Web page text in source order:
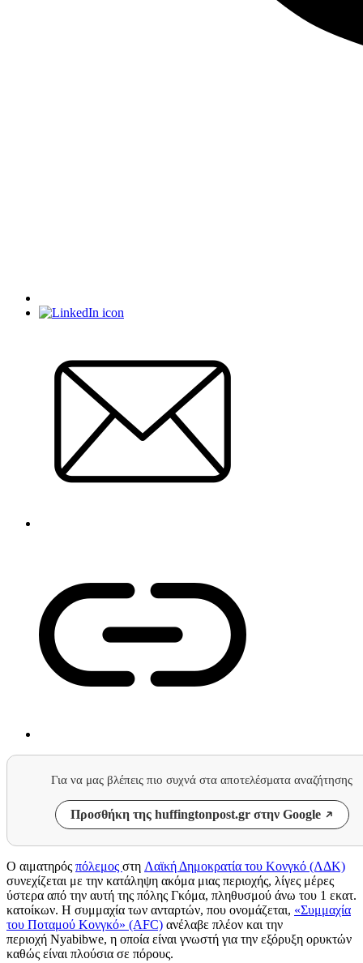
Για να μας βλέπεις πιο συχνά στα αποτελέσματα αναζήτησης
Προσθήκη της huffingtonpost.gr στην Google
Ο αιματηρός πόλεμος στη Λαϊκή Δημοκρατία του Κονγκό (ΛΔΚ)
συνεχίζεται με την κατάληψη ακόμα μιας περιοχής, λίγες μέρες
ύστερα από την αυτή της πόλης Γκόμα, πληθυσμού άνω του 1 εκατ.
κατοίκων. Η συμμαχία των ανταρτών, που ονομάζεται, «Συμμαχία
του Ποταμού Κονγκό» (AFC) ανέλαβε πλέον και την
περιοχή Nyabibwe, η οποία είναι γνωστή για την εξόρυξη ορυκτών
καθώς είναι πλούσια σε πόρους.